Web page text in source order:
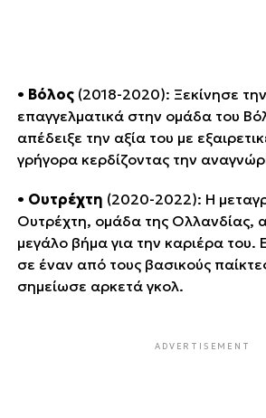
• Βόλος(2018-2020): Ξεκίνησε
επαγγελματικά στην ομάδα του
απέδειξε την αξία του με
γρήγορα κερδίζοντας την
• Ουτρέχτη (2020-2022): Η
Ουτρέχτη, ομάδα της Ολλανδίας,
μεγάλο βήμα για την καριέρα του.
σε έναν από τους βασικούς
σημείωσε αρκετά γκολ.
ADVERTISEMENT